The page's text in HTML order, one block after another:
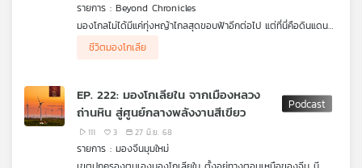
บทความ
รายการ : Beyond Chronicles
มองโกลไม่ได้มีแค่ทุ่งหญ้าไกลสุดขอบฟ้าอีกต่อไป แต่ที่นี่คือดินแดน
แห่งอดีตยอดนักรบที่โลกตะวันออกต้องยอมสยบ เราจะพาคุณไป
สำรวจมหกรรมกีฬาประจำชาติ บ้านเรือนและชีวิตความเป็นอยู่ของ
Chronicle เล่าเรื่องโลก”
ชีวิตมองโกเลีย
EP. 222: มองโกเลียใน จากเมืองหลวง
ถ่านหิน สู่ศูนย์กลางพลังงานสีเขียว
111 3 27 มิ.ย. 68
รายการ : มองจีนมุมใหม่